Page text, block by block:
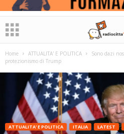
Home ATTUALITA' E POLITICA
Sono dazi
protezionismo di Trump
ATTUALITA' E POLITICA ITALIA LATEST